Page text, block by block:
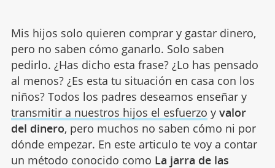
Mis hijos solo quieren comprar y gastar dinero,
pero no saben cómo ganarlo. Solo saben
pedirlo. ¿Has dicho esta frase? ¿Lo has pensado
al menos? ¿Es esta tu situación en casa con los
niños? Todos los padres deseamos enseñar y
transmitir a nuestros hijos el esfuerzo y valor
del dinero, pero muchos no saben cómo ni por
dónde empezar. En este articulo te voy a contar
un método conocido como La jarra de las